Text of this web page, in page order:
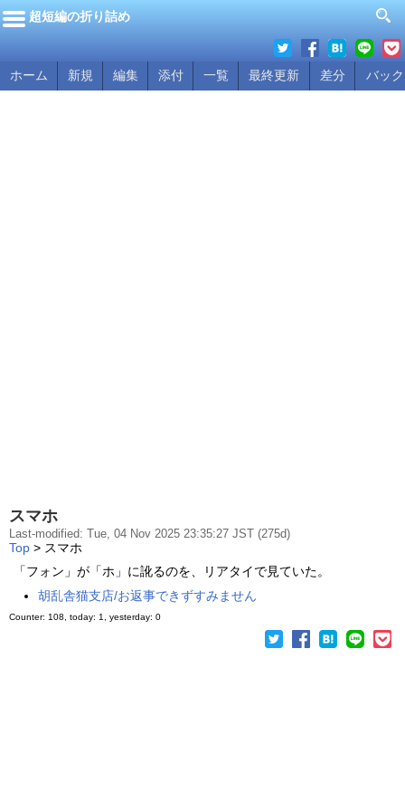
超短編の折り詰め
ホーム 新規 編集 添付 一覧 最終更新 差分 バッ
スマホ
Last-modified: Tue, 04 Nov 2025 23:35:27 JST (275d)
Top > スマホ
「フォン」が「ホ」に訛るのを、リアタイで見ていた。
胡乱舎猫支店/お返事できずすみません
Counter: 108, today: 1, yesterday: 0